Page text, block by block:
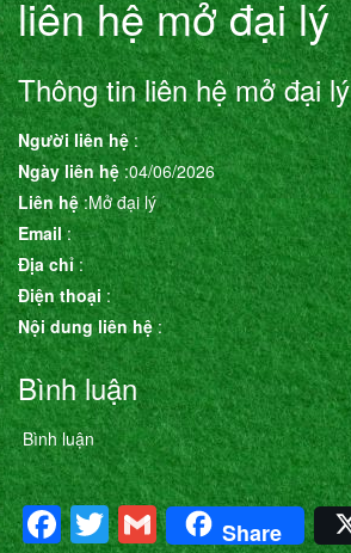
liên hệ mở đại lý
Thông tin liên hệ mở đại lý
Người liên hệ:
Ngày liên hệ:04/06/2026
Liên hệ:Mở đại lý
Email:
Địa chỉ:
Điện thoại:
Nội dung liên hệ:
Bình luận
Bình luận
Facebook
Twitter
Gmail
Share